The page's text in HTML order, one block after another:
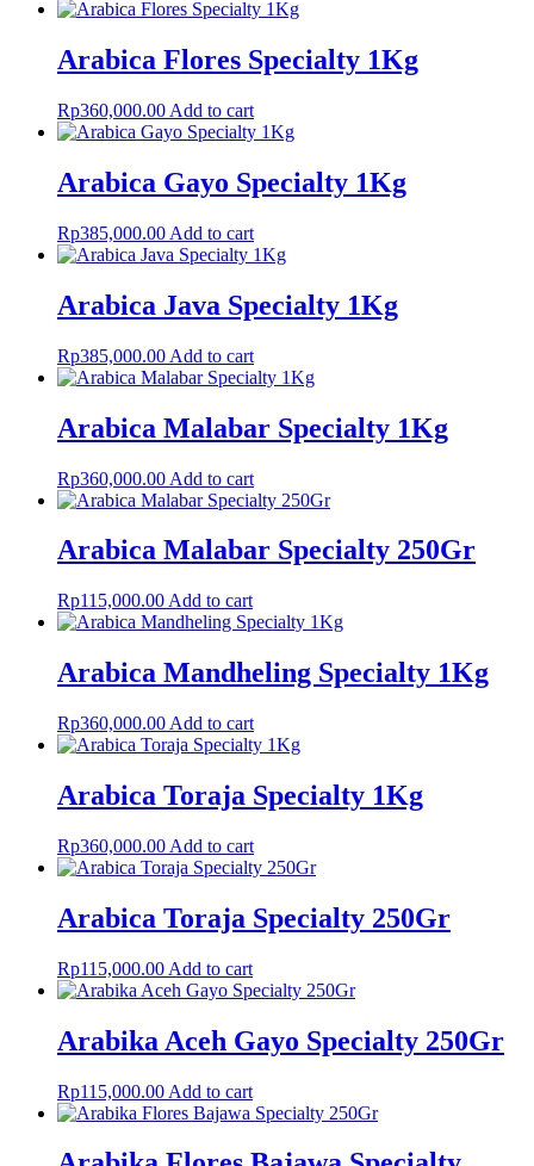
Arabica Flores Specialty 1Kg
Rp360,000.00 Add to cart
Arabica Gayo Specialty 1Kg
Rp385,000.00 Add to cart
Arabica Java Specialty 1Kg
Rp385,000.00 Add to cart
Arabica Malabar Specialty 1Kg
Rp360,000.00 Add to cart
Arabica Malabar Specialty 250Gr
Rp115,000.00 Add to cart
Arabica Mandheling Specialty 1Kg
Rp360,000.00 Add to cart
Arabica Toraja Specialty 1Kg
Rp360,000.00 Add to cart
Arabica Toraja Specialty 250Gr
Rp115,000.00 Add to cart
Arabika Aceh Gayo Specialty 250Gr
Rp115,000.00 Add to cart